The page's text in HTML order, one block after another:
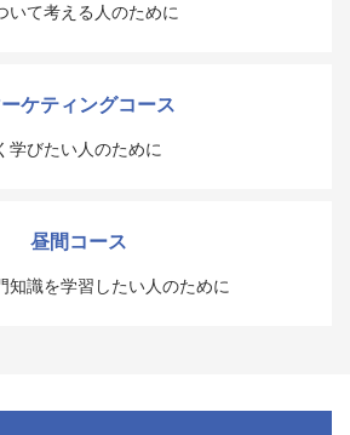
いて考える人のために
ケティングコース
学びたい人のために
昼間コース
知識を学習したい人のために